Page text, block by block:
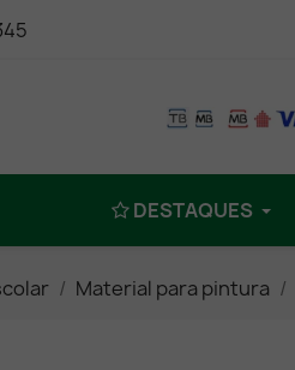
DESTAQUES
Material para pintura